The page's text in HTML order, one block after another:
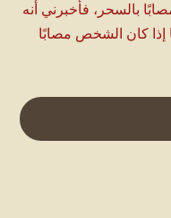
بالسحر، فأخبرني أنه
كان الشخص مصابًا